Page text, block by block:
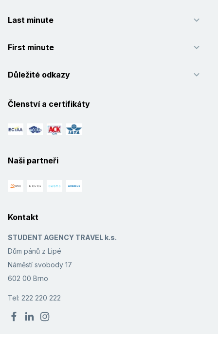
Last minute
First minute
Důležité odkazy
Členství a certifikáty
Naši partneři
Kontakt
STUDENT AGENCY TRAVEL k.s.
Dům pánů z Lipé
Náměstí svobody 17
602 00 Brno
Tel: 222 220 222